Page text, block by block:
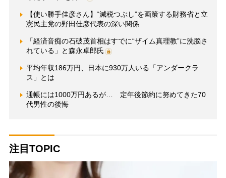
【使い勝手佳彦さん】“減税つぶし”を画策する財務省と立
憲民主党の野田佳彦代表の深い関係
「経済音痴の石破茂首相はすでに“ザイム真理教”に洗脳さ
れている」と森永卓郎氏
平均年収186万円、日本に930万人いる「アンダークラ
ス」とは
通帳には1000万円あるが… 定年後節約に努めてきた70
代男性の後悔
注目TOPIC